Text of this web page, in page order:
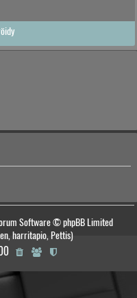
Software © phpBB Limited
harritapio, Pettis)